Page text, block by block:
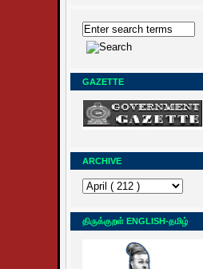
GAZETTE
ARCHIVE
திருக்குறள் ENGLISH-தமிழ்